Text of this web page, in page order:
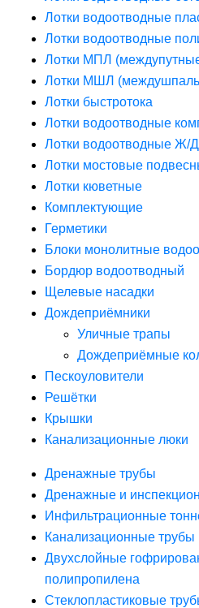
Лотки водоотводные
Лотки водоотводные
Лотки МПЛ
Лотки МШЛ
Лотки быстротока
Лотки водоотводные
Лотки водоотводные Ж/Д
Лотки мостовые
Лотки кюветные
Комплектующие
Герметики
Блоки монолитные
Бордюр водоотводный
Щелевые насадки
Дождеприёмники
Уличные трапы
Дождеприёмные
Пескоуловители
Решётки
Крышки
Канализационные люки
Дренажные трубы
Дренажные и
Инфильтрационные
Канализационные
Двухслойные
полипропилена
Стеклопластиковые